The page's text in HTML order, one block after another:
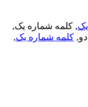
, کلمه شماره یک,
کلمه شماره یک,